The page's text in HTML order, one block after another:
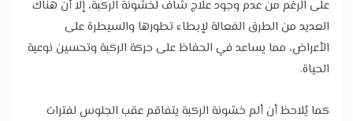
على الرغم من عدم وجود علاج شاف لخشونة الركبة، إلا أن هناك
العديد من الطرق الفعالة لإبطاء تطورها والسيطرة على
الأعراض، مما يساعد في الحفاظ على حركة الركبة وتحسين نوعية
الحياة.
كما يُلاحظ أن ألم خشونة الركبة يتفاقم عقب الجلوس لفترات